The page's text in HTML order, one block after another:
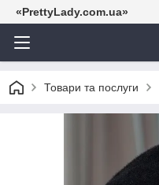
«PrettyLady.com.ua»
Товари та послуги